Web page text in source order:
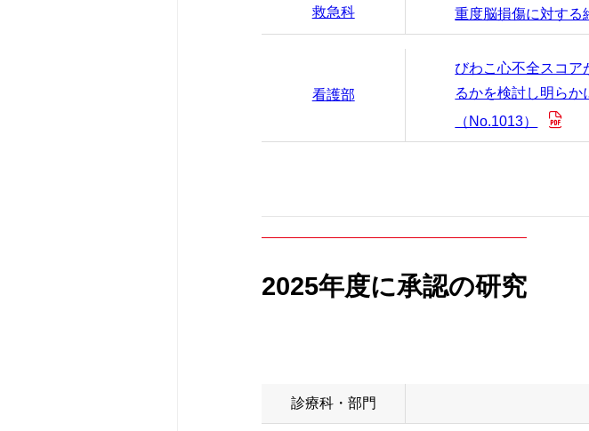
救急科 重度脳損傷に対する
看護部
びわこ心不全スコア
るかを検討し明ら
（No.1013）
2025年度に承認の研究
診療科・部門